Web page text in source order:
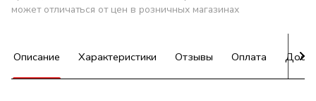
может отличаться от цен в розничных магазинах
Описание Характеристики Отзывы Оплата